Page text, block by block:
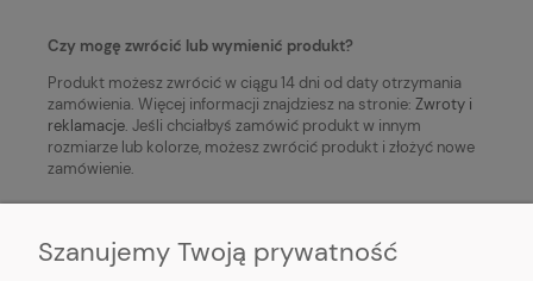
Czy mogę zwrócić lub wymienić produkt?
Produkt możesz zwrócić w ciągu 14 dni od daty otrzymania
zamówienia. Więcej informacji znajdziesz na stronie: Zwroty i
reklamacje. Jeśli chciałbyś zamówić produkt w innym
rozmiarze lub kolorze, możesz zwrócić produkt i złożyć nowe
zamówienie.
Szanujemy Twoją prywatność